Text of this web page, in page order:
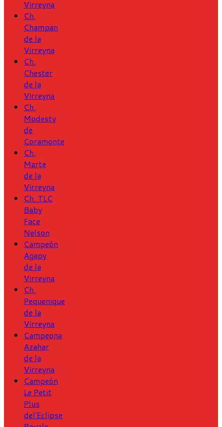
Virreyna
Ch.
Champan
de la
Virreyna
Ch.
Chester
de la
Virreyna
Ch.
Modesty
de
Coramonte
Ch.
Marte
de la
Virreyna
Ch. TLC
Baby
Face
Nelson
Campeón
Agapy
de la
Virreyna
Ch.
Pequenique
de la
Virreyna
Campeona
Azahar
de la
Virreyna
Campeón
Le Petit
Plus
del'Eclipse